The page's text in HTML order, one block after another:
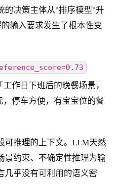
的决策主体从"排序模型"升
输入要求发生了根本性变
工作日下班后的晚餐场景，
停车方便，有宝宝位的餐
可推理的上下文。LLM天然
景约束、不确定性推理为输
几乎没有可利用的语义密